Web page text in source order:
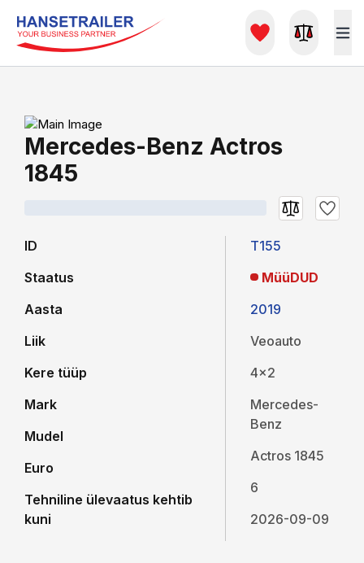
Mercedes-Benz Actros
1845
ID
Staatus
Aasta
Liik
Kere tüüp
Mark
Mudel
Euro
Tehniline ülevaatus kehtib
kuni
T155
MüüDUD
2019
Veoauto
4x2
Mercedes-
Benz
Actros 1845
6
2026-09-09